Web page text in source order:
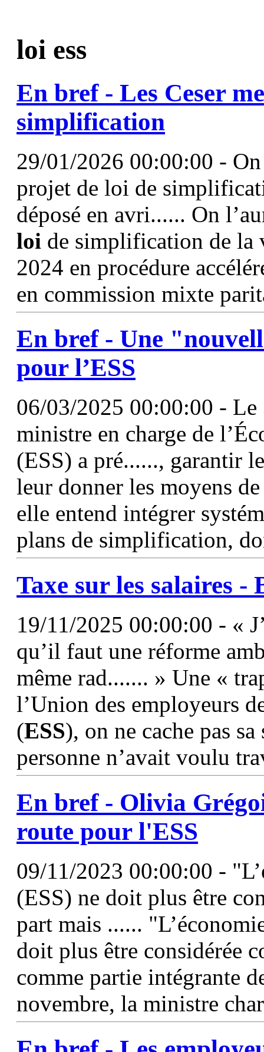
loi ess
En bref - Les Ceser
simplification
29/01/2026 00:00:00 -
projet de loi de
déposé en avri...... On
loi de simplification de la
2024 en procédure
en commission mixte
En bref - Une
pour l’ESS
06/03/2025 00:00:00 -
ministre en charge de
(ESS) a pré......, garantir
leur donner les moyens
elle entend intégrer
plans de simplification,
Taxe sur les salaires -
19/11/2025 00:00:00 - «
qu’il faut une réforme
même rad....... » Une «
l’Union des employeurs
(ESS), on ne cache pas
personne n’avait voulu
En bref - Olivia
route pour l'ESS
09/11/2023 00:00:00 -
(ESS) ne doit plus être
part mais ......
doit plus être considérée
comme partie intégrante
novembre, la ministre